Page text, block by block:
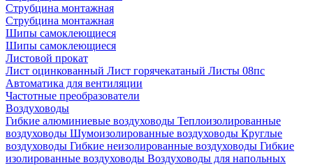
Струбцина монтажная
Струбцина монтажная
Шипы самоклеющиеся
Шипы самоклеющиеся
Листовой прокат
Лист оцинкованный Лист горячекатаный Листы 08пс
Автоматика для вентиляции
Частотные преобразователи
Воздуховоды
Гибкие алюминиевые воздуховоды Теплоизолированные
воздуховоды Шумоизолированные воздуховоды Круглые
воздуховоды Гибкие неизолированные воздуховоды Гибкие
изолированные воздуховоды Воздуховоды для напольных